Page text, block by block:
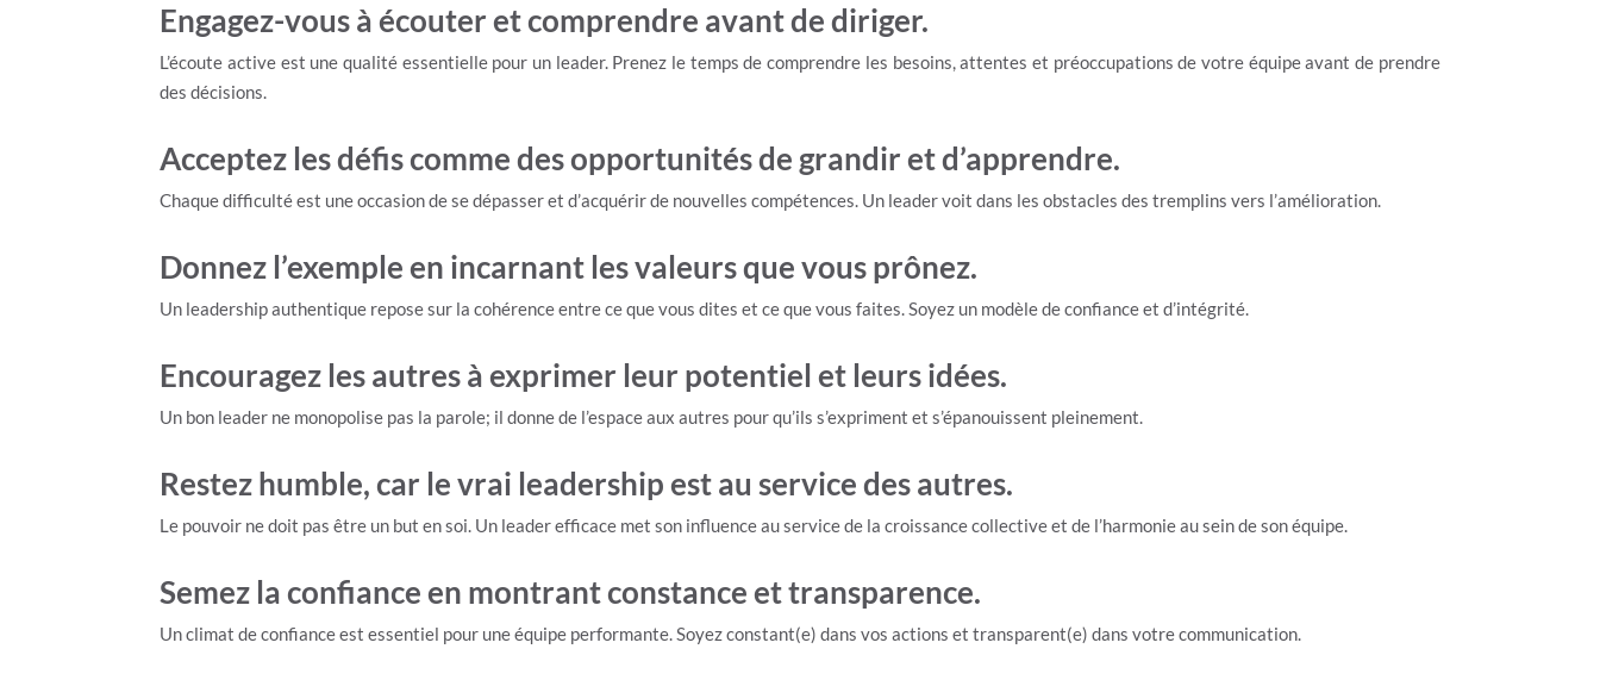
Engagez-vous à écouter et comprendre avant de diriger.
L’écoute active est une qualité essentielle pour un leader. Prenez le temps de comprendre les besoins, attentes et préoccupations de votre équipe avant de prendre
des décisions.
Acceptez les défis comme des opportunités de grandir et d’apprendre.
Chaque difficulté est une occasion de se dépasser et d’acquérir de nouvelles compétences. Un leader voit dans les obstacles des tremplins vers l’amélioration.
Donnez l’exemple en incarnant les valeurs que vous prônez.
Un leadership authentique repose sur la cohérence entre ce que vous dites et ce que vous faites. Soyez un modèle de confiance et d’intégrité.
Encouragez les autres à exprimer leur potentiel et leurs idées.
Un bon leader ne monopolise pas la parole; il donne de l’espace aux autres pour qu’ils s’expriment et s’épanouissent pleinement.
Restez humble, car le vrai leadership est au service des autres.
Le pouvoir ne doit pas être un but en soi. Un leader efficace met son influence au service de la croissance collective et de l’harmonie au sein de son équipe.
Semez la confiance en montrant constance et transparence.
Un climat de confiance est essentiel pour une équipe performante. Soyez constant(e) dans vos actions et transparent(e) dans votre communication.